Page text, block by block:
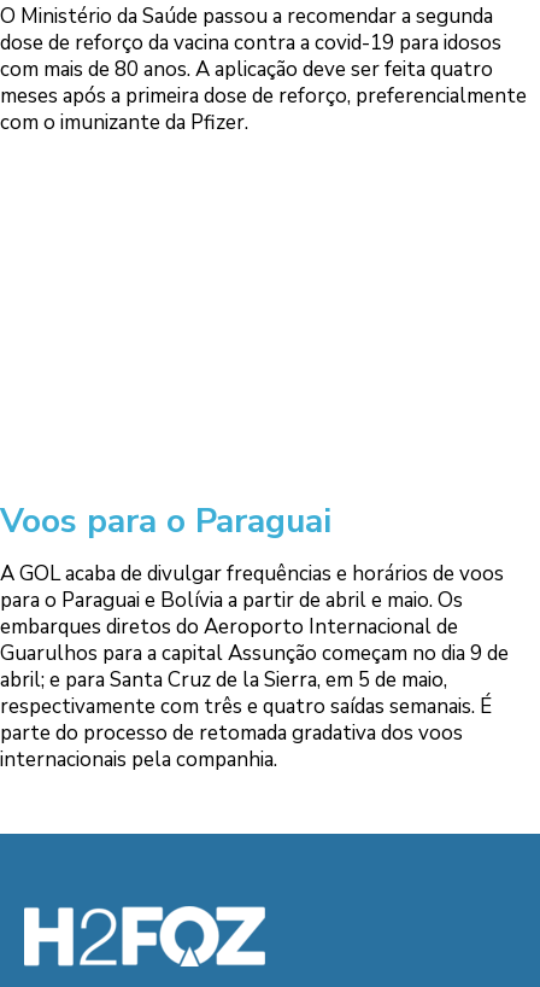
O Ministério da Saúde passou a recomendar a segunda
dose de reforço da vacina contra a covid-19 para idosos
com mais de 80 anos. A aplicação deve ser feita quatro
meses após a primeira dose de reforço, preferencialmente
com o imunizante da Pfizer.
Voos para o Paraguai
A GOL acaba de divulgar frequências e horários de voos
para o Paraguai e Bolívia a partir de abril e maio. Os
embarques diretos do Aeroporto Internacional de
Guarulhos para a capital Assunção começam no dia 9 de
abril; e para Santa Cruz de la Sierra, em 5 de maio,
respectivamente com três e quatro saídas semanais. É
parte do processo de retomada gradativa dos voos
internacionais pela companhia.